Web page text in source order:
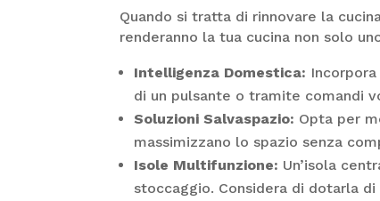
Quando si tratta di rinnovare la
renderanno la tua cucina non solo
Intelligenza Domestica:
di un pulsante o tramite comandi
Soluzioni Salvaspazio: Opta per
massimizzano lo spazio senza
Isole Multifunzione: Un’isola
stoccaggio. Considera di dotarla